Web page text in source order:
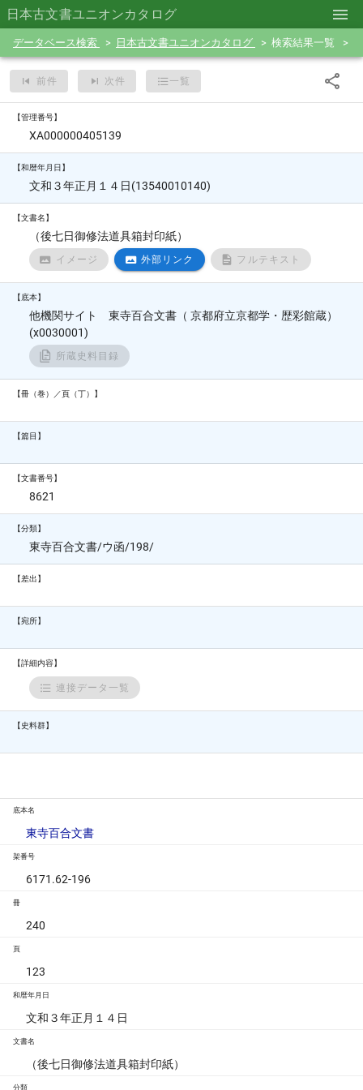
日本古文書ユニオンカタログ
データベース検索 日本古文書ユニオンカタログ 検索結果一覧
前件 次件 一覧
【管理番号】
XA000000405139
【和暦年月日】
文和３年正月１４日(13540010140)
【文書名】
（後七日御修法道具箱封印紙）
イメージ 外部リンク フルテキスト
【底本】
他機関サイト 東寺百合文書（ 京都府立京都学・歴彩館蔵）
(x0030001)
所蔵史料目録
【冊（巻）／頁（丁）】
【篇目】
【文書番号】
8621
【分類】
東寺百合文書/ウ函/198/
【差出】
【宛所】
【詳細内容】
連接データ一覧
【史料群】
底本名
東寺百合文書
架番号
6171.62-196
冊
240
頁
123
和暦年月日
文和３年正月１４日
文書名
（後七日御修法道具箱封印紙）
分類